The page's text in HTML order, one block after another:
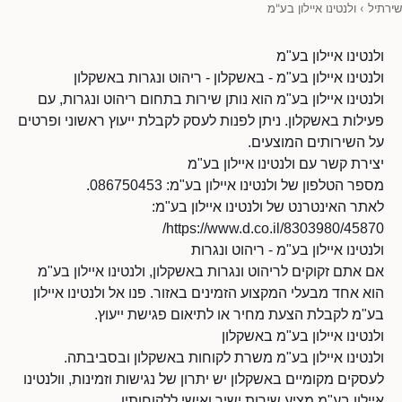
שירתיל › ולנטינו איילון בע"מ
ולנטינו איילון בע"מ
ולנטינו איילון בע"מ - באשקלון - ריהוט ונגרות באשקלון
ולנטינו איילון בע"מ הוא נותן שירות בתחום ריהוט ונגרות, עם
פעילות באשקלון. ניתן לפנות לעסק לקבלת ייעוץ ראשוני ופרטים
על השירותים המוצעים.
יצירת קשר עם ולנטינו איילון בע"מ
מספר הטלפון של ולנטינו איילון בע"מ: 086750453.
לאתר האינטרנט של ולנטינו איילון בע"מ:
https://www.d.co.il/8303980/45870/
ולנטינו איילון בע"מ - ריהוט ונגרות
אם אתם זקוקים לריהוט ונגרות באשקלון, ולנטינו איילון בע"מ
הוא אחד מבעלי המקצוע הזמינים באזור. פנו אל ולנטינו איילון
בע"מ לקבלת הצעת מחיר או לתיאום פגישת ייעוץ.
ולנטינו איילון בע"מ באשקלון
ולנטינו איילון בע"מ משרת לקוחות באשקלון ובסביבתה.
לעסקים מקומיים באשקלון יש יתרון של נגישות וזמינות, וולנטינו